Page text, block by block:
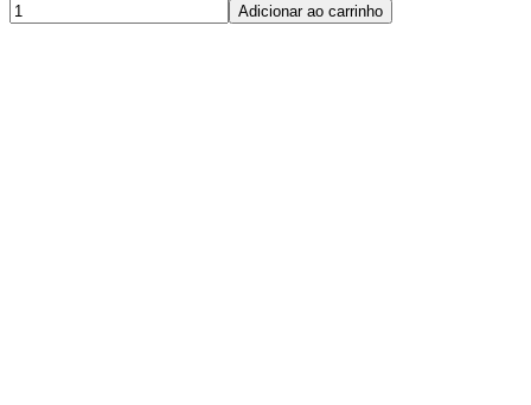
Adicionar ao carrinho